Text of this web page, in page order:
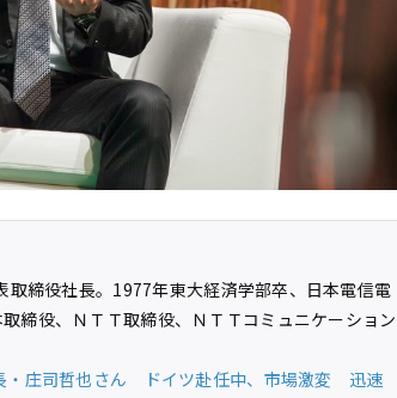
締役社長。1977年東大経済学部卒、日本電信電
締役、ＮＴＴ取締役、ＮＴＴコミュニケーション
・庄司哲也さん ドイツ赴任中、市場激変 迅速